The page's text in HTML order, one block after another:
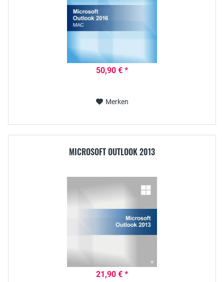
50,90 € *
Merken
MICROSOFT OUTLOOK 2013
21,90 € *